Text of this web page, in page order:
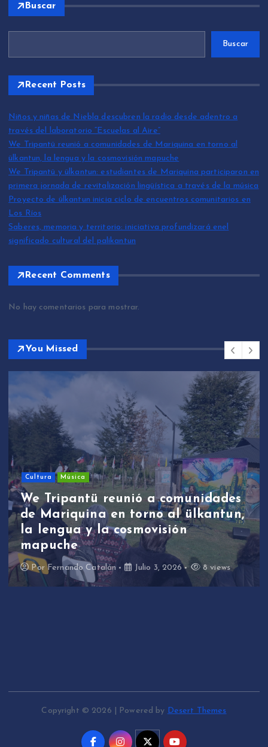
Buscar
Buscar
Recent Posts
Niños y niñas de Niebla descubren la radio desde adentro a
través del laboratorio “Escuelas al Aire”
We Tripantü reunió a comunidades de Mariquina en torno al
ülkantun, la lengua y la cosmovisión mapuche
We Tripantü y ülkantun: estudiantes de Mariquina participaron en
primera jornada de revitalización lingüística a través de la música
Proyecto de ülkantun inicia ciclo de encuentros comunitarios en
Los Ríos
Saberes, memoria y territorio: iniciativa profundizará enel
significado cultural del palikantun
Recent Comments
No hay comentarios para mostrar.
You Missed
Cultura Música
We Tripantü reunió a comunidades
de Mariquina en torno al ülkantun,
la lengua y la cosmovisión
mapuche
Por Fernando Catalán Julio 3, 2026 8 views
Copyright © 2026 | Powered by Desert Themes